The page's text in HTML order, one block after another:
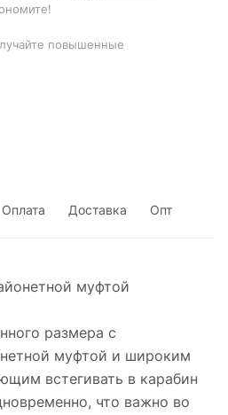
повышенные
Оплата Доставка Опт
муфтой
размера с
муфтой и широким
встегивать в карабин
что важно во